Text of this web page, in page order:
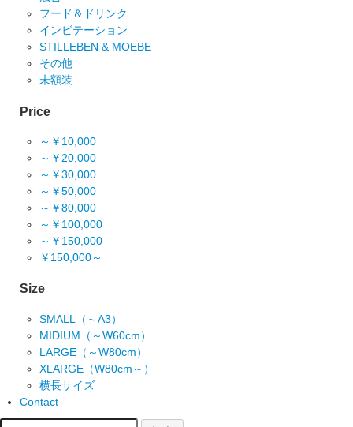
フード＆ドリンク
インビテーション
STILLEBEN & MOEBE
その他
未額装
Price
～￥10,000
～￥20,000
～￥30,000
～￥50,000
～￥80,000
～￥100,000
～￥150,000
￥150,000～
Size
SMALL（～A3）
MIDIUM（～W60cm）
LARGE（～W80cm）
XLARGE（W80cm～）
横長サイズ
Contact